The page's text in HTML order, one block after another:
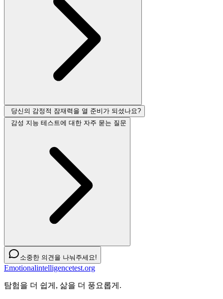
당신의 감정적 잠재력을 열 준비가 되셨나요?
감성 지능 테스트에 대한 자주 묻는 질문
소중한 의견을 나눠주세요!
Emotionalintelligencetest.org
탐험을 더 쉽게, 삶을 더 풍요롭게.